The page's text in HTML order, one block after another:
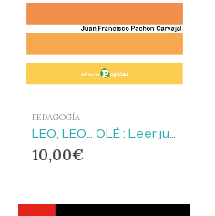
PEDAGOGÍA
LEO, LEO… OLÉ : Leer jugando y jugar leyendo
10,00€